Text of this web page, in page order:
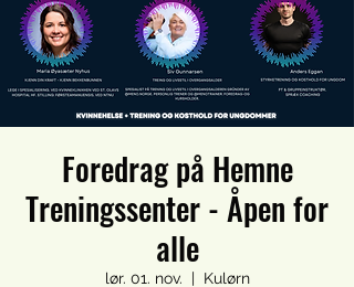
Foredrag på Hemne
Treningssenter - Åpen for
alle
lør. 01. nov.
  |
Kulørn